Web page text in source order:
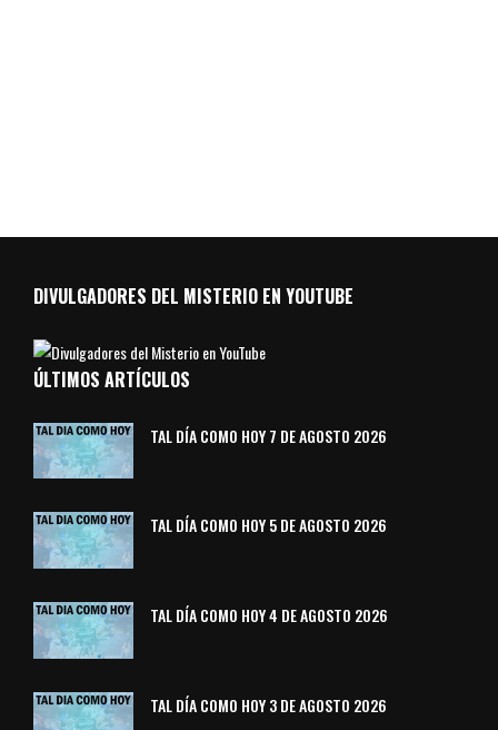
DIVULGADORES DEL MISTERIO EN YOUTUBE
ÚLTIMOS ARTÍCULOS
TAL DÍA COMO HOY 7 DE AGOSTO 2026
TAL DÍA COMO HOY 5 DE AGOSTO 2026
TAL DÍA COMO HOY 4 DE AGOSTO 2026
TAL DÍA COMO HOY 3 DE AGOSTO 2026